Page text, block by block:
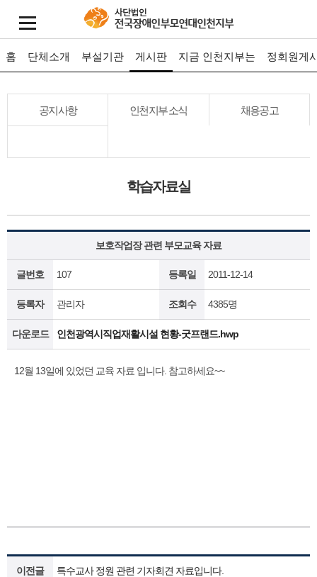
홈 단체소개 부설기관 게시판 지금 인천지부는 정회원게
공지사항 인천지부 소식 채용공고
학습자료실
보호작업장 관련 부모교육 자료
글번호 107 등록일 2011-12-14
등록자 관리자 조회수 4385명
다운로드 인천광역시직업재활시설 현황-굿프랜드.hwp
12월 13일에 있었던 교육 자료 입니다. 참고하세요~~
이전글 특수교사 정원 관련 기자회견 자료입니다.